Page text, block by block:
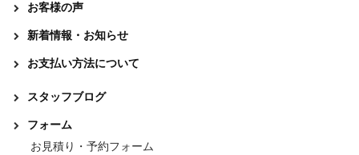
お客様の声
新着情報・お知らせ
お支払い方法について
スタッフブログ
フォーム
お見積り・予約フォーム